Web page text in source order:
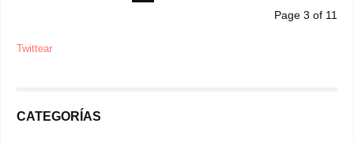
Page 3 of 11
Twittear
CATEGORÍAS